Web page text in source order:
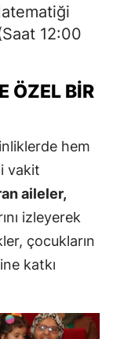
12:00
ÖZEL BIR
hem
vakit
aileler,
izleyerek
çocukların
katkı